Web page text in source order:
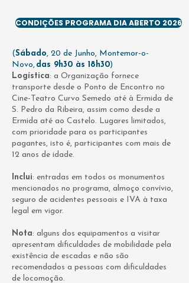
CONDIÇÕES PROGRAMA DIA ABERTO 2026
(Sábado, 20 de Junho, Montemor-o-
Novo, das 9h30 às 18h30)
Logística: a Organização fornece
transporte desde o Ponto de Encontro no
Cine-Teatro Curvo Semedo até à Ermida de
S. Pedro da Ribeira, assim como desde a
Ermida até ao Castelo. Lugares limitados,
com prioridade para os participantes
pagantes, isto é, participantes com mais de
12 anos de idade.
Inclui: entradas em todos os monumentos
mencionados no programa, almoço convívio,
seguro de acidentes pessoais e IVA à taxa
legal em vigor.
Nota: alguns dos equipamentos a visitar
apresentam dificuldades de mobilidade pela
existência de escadas e não são
recomendados a pessoas com dificuldades
de locomoção.